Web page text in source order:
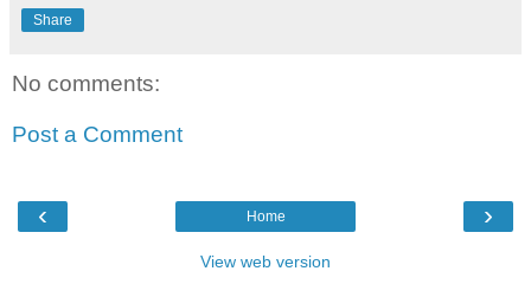
Share
No comments:
Post a Comment
‹ ›
Home
View web version